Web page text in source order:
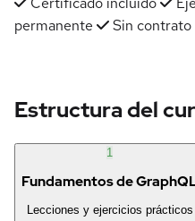
permanente
Sin contrato
Estructura del
1
Fundamentos de
Lecciones y ejercicios prácticos